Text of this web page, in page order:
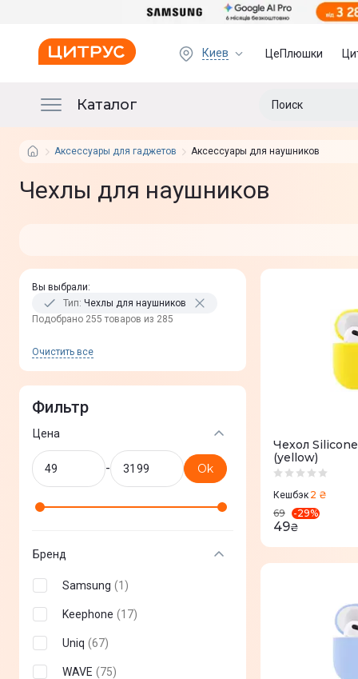
Киев ЦеПлюшки
Каталог
Аксессуары для гаджетов Аксессуары для наушников
Чехлы для наушников
Вы выбрали:
Тип: Чехлы для наушников
Подобрано 255 товаров из 285
Очистить все
Фильтр
Цена
- Ok
Бренд
Samsung (1 )
Keephone (17)
Uniq (67)
WAVE (75)
Чехол
(yellow)
Кешбэк 2 ₴
69
-29%
49₴